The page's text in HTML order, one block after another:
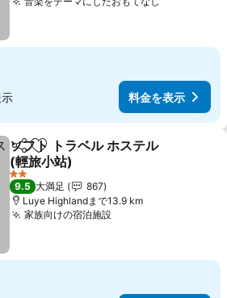
料金を表示
シェアお気に入りに追加
ソフト トラベル ホステル
(輕旅小站)
料金を表示
2 ホテルのランク
9.5 大満足
867
Luye Highlandまで13.9 km
家族向けの宿泊施設料金を表示